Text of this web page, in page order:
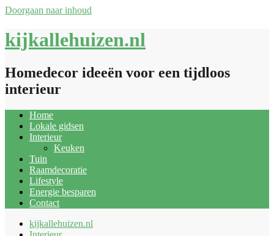
Doorgaan naar inhoud
kijkallehuizen.nl
Homedecor ideeën voor een tijdloos
interieur
Home
Lokale gidsen
Interieur
Keuken
Tuin
Raamdecoratie
Lifestyle
Energie besparen
Contact
kijkallehuizen.nl